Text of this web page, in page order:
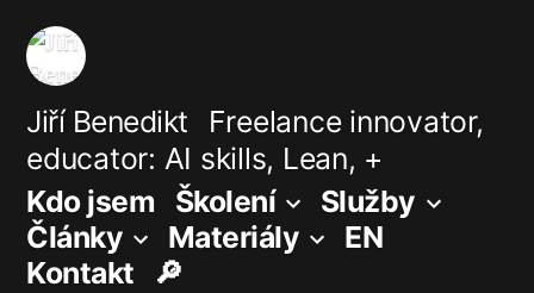
Přejít
obsahu
webu
Jiří Benedikt
Freelance innovator,
educator: AI skills, Lean, +
Kdo jsem
Školení
Služby
Články
Materiály
EN
Kontakt
🔎